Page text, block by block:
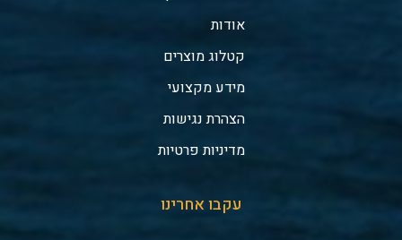
אודות
קטלוג מוצרים
מידע מקצועי
הצהרת נגישות
מדיניות פרטיות
עקבו אחרינו